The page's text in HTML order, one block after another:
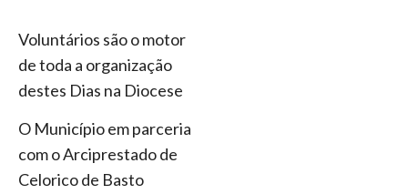
Voluntários são o motor
de toda a organização
destes Dias na Diocese
O Município em parceria
com o Arciprestado de
Celorico de Basto